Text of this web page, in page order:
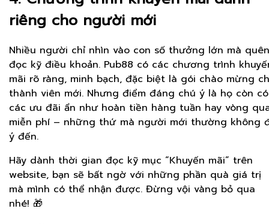
riêng cho người mới
Nhiều người chỉ nhìn vào con số thưởng lớn mà quên
đọc kỹ điều khoản. Pub88 có các chương trình
mãi rõ ràng, minh bạch, đặc biệt là gói chào mừng
thành viên mới. Nhưng điểm đáng chú ý là họ còn có
các ưu đãi ẩn như hoàn tiền hàng tuần hay vòng
miễn phí – những thứ mà người mới thường không
ý đến.
Hãy dành thời gian đọc kỹ mục “Khuyến mãi” trên
website, bạn sẽ bất ngờ với những phần quà giá trị
mà mình có thể nhận được. Đừng vội vàng bỏ qua
nhé! 🎁